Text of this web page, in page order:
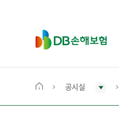
D
B
보
메
공시실